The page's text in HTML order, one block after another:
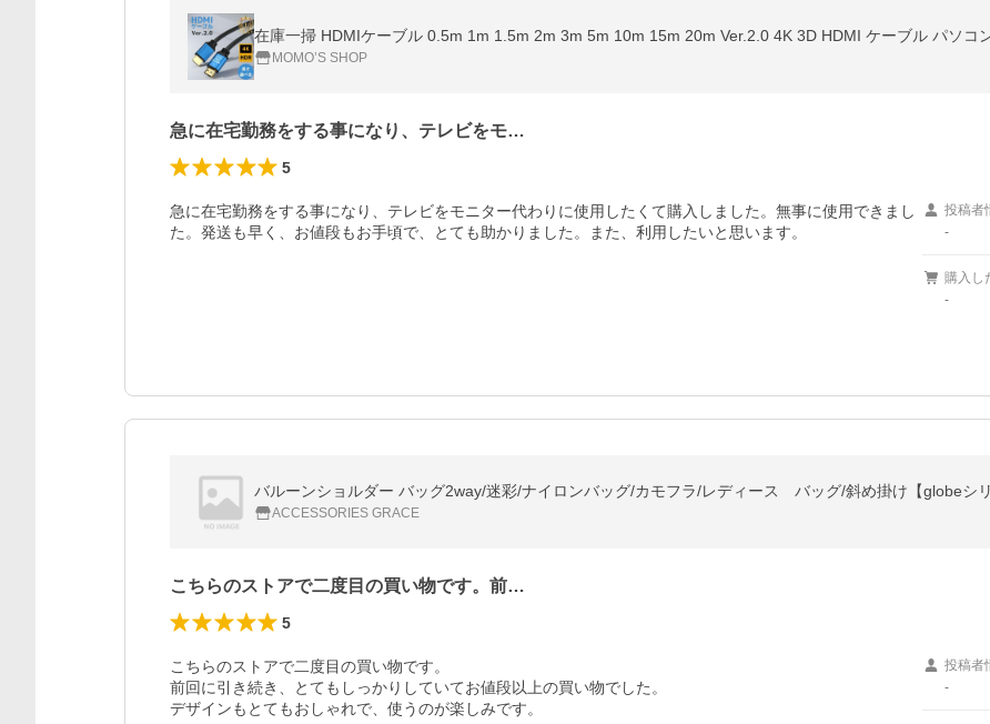
在庫一掃 HDMIケーブル 0.5m 1m 1.5m 2m 3m 5m 10m 15m 20m Ver.2.0 4K 3D HDMI ケーブル パソコ
MOMO’S SHOP
急に在宅勤務をする事になり、テレビをモ…
5
急に在宅勤務をする事になり、テレビをモニター代わりに使用したくて購入しました。無事に使用できまし
た。発送も早く、お値段もお手頃で、とても助かりました。また、利用したいと思います。
投稿者
-
購入し
-
バルーンショルダー バッグ2way/迷彩/ナイロンバッグ/カモフラ/レディース バッグ/斜め掛け【globeシリ
ACCESSORIES GRACE
こちらのストアで二度目の買い物です。前…
5
こちらのストアで二度目の買い物です。
前回に引き続き、とてもしっかりしていてお値段以上の買い物でした。
デザインもとてもおしゃれで、使うのが楽しみです。
投稿者
-